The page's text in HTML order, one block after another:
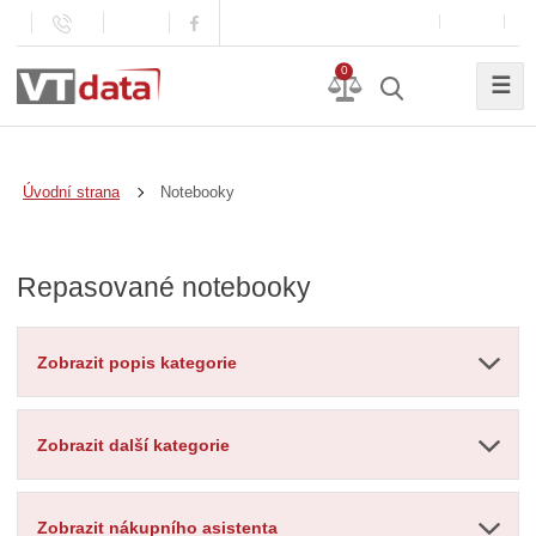
0
☰
Úvodní strana Notebooky
Repasované notebooky
Zobrazit popis kategorie
Zobrazit další kategorie
Zobrazit nákupního asistenta